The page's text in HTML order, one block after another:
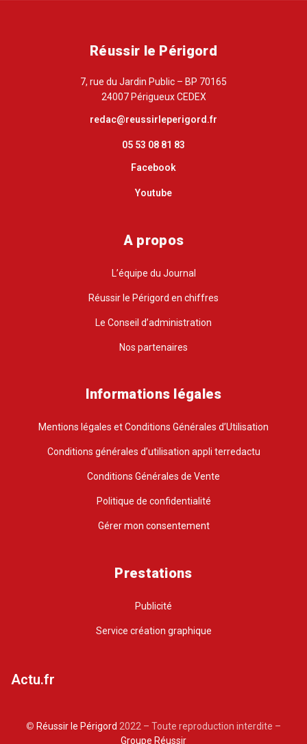
Réussir le Périgord
7, rue du Jardin Public – BP 70165
24007 Périgueux CEDEX
redac@reussirleperigord.fr
05 53 08 81 83
Facebook
Youtube
A propos
L’équipe du Journal
Réussir le Périgord en chiffres
Le Conseil d’administration
Nos partenaires
Informations légales
Mentions légales et Conditions Générales d’Utilisation
Conditions générales d’utilisation appli terredactu
Conditions Générales de Vente
Politique de confidentialité
Gérer mon consentement
Prestations
Publicité
Service création graphique
Actu.fr
© Réussir le Périgord 2022 – Toute reproduction interdite –
Groupe Réussir